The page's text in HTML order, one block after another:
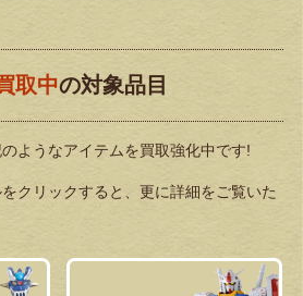
取中の対象品目
ようなアイテムを買取強化中です!
クリックすると、更に詳細をご覧いた